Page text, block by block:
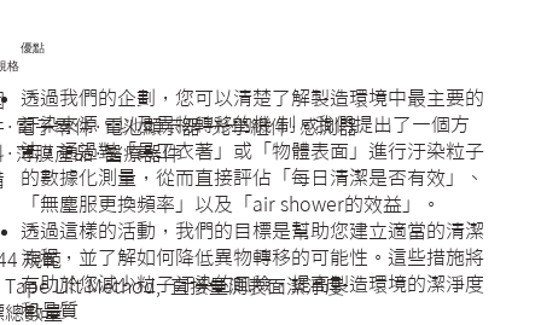
·電子零件·電池顯示器·光學組件·感測器
·薄膜產品·醫療器件
規範
Tape Lift Method, 直接量測表面潔淨度
總數量
格
透過我們的企劃，您可以清楚了解製造環境中最主要的
汙染來源，以及異物轉移的機 制。我們提出了—個方
法，通過對「員工衣著」或「物體表面」進行汙染粒子
的數據化測量，從而直接評佔「每日清潔是否有效」、
「無塵服更換頻率」以及「air shower的效益」。
透過這樣的活動，我們的目標是幫助您建立適當的清潔
流程，並了解如何降低異物轉移的可能性。這些措施將
有助於您減少粒子汙染的風險，提高製造環境的潔淨度
和品質
優點